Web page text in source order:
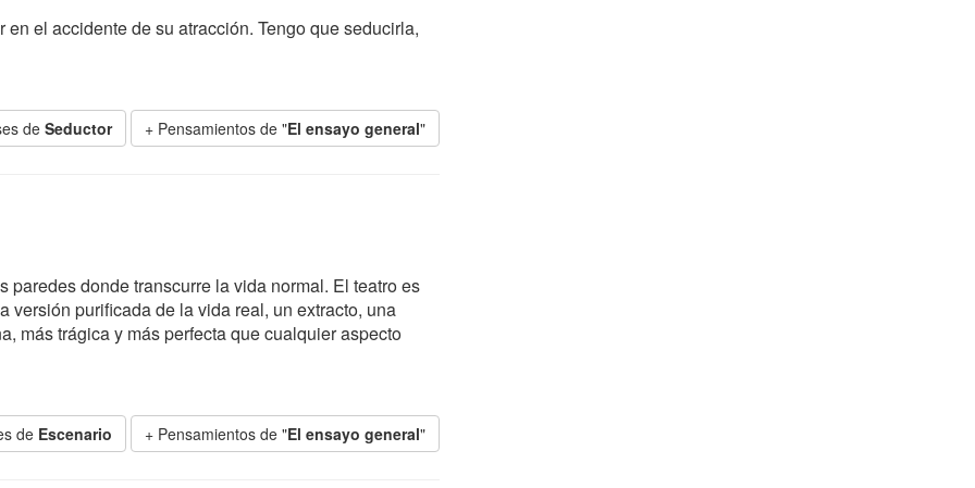
el accidente de su atracción. Tengo que seducirla,
de Seductor + Pensamientos de "El ensayo general"
donde transcurre la vida normal. El teatro es
versión purificada de la vida real, un extracto, una
más trágica y más perfecta que cualquier aspecto
de Escenario + Pensamientos de "El ensayo general"